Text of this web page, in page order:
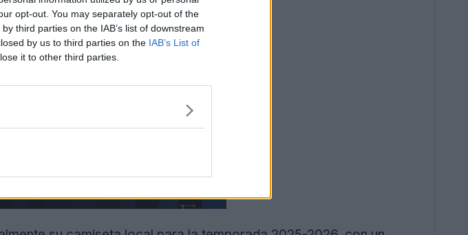
opt-out. You may separately opt-out of the
third parties on the IAB’s list of downstream
by us to third parties on the IAB’s List of
it to other third parties.